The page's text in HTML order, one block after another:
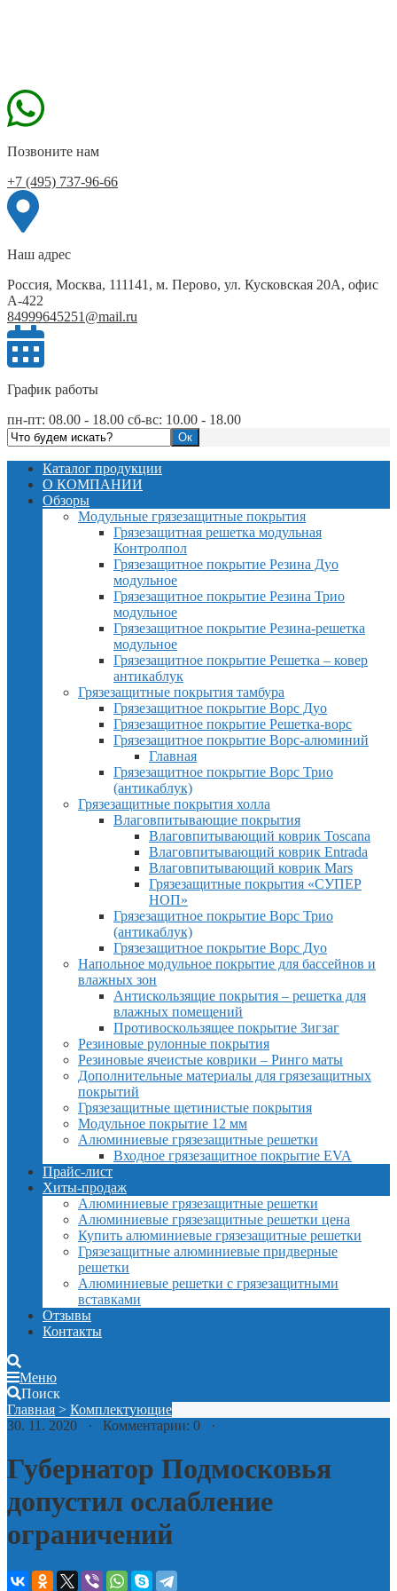
Позвоните нам
+7 (495) 737-96-66
Наш адрес
Россия, Москва, 111141, м. Перово, ул. Кусковская 20А, офис
А-422
84999645251@mail.ru
График работы
пн-пт: 08.00 - 18.00 сб-вс: 10.00 - 18.00
Каталог продукции
О КОМПАНИИ
Обзоры
Модульные грязезащитные покрытия
Грязезащитная решетка модульная
Контролпол
Грязезащитное покрытие Резина Дуо
модульное
Грязезащитное покрытие Резина Трио
модульное
Грязезащитное покрытие Резина-решетка
модульное
Грязезащитное покрытие Решетка – ковер
антикаблук
Грязезащитные покрытия тамбура
Грязезащитное покрытие Ворс Дуо
Грязезащитное покрытие Решетка-ворс
Грязезащитное покрытие Ворс-алюминий
Главная
Грязезащитное покрытие Ворс Трио
(антикаблук)
Грязезащитные покрытия холла
Влаговпитывающие покрытия
Влаговпитывающий коврик Toscana
Влаговпитывающий коврик Entrada
Влаговпитывающий коврик Mars
Грязезащитные покрытия «СУПЕР
НОП»
Грязезащитное покрытие Ворс Трио
(антикаблук)
Грязезащитное покрытие Ворс Дуо
Напольное модульное покрытие для бассейнов и
влажных зон
Антискользящие покрытия – решетка для
влажных помещений
Противоскользящее покрытие Зигзаг
Резиновые рулонные покрытия
Резиновые ячеистые коврики – Ринго маты
Дополнительные материалы для грязезащитных
покрытий
Грязезащитные щетинистые покрытия
Модульное покрытие 12 мм
Алюминиевые грязезащитные решетки
Входное грязезащитное покрытие EVA
Прайс-лист
Хиты-продаж
Алюминиевые грязезащитные решетки
Алюминиевые грязезащитные решетки цена
Купить алюминиевые грязезащитные решетки
Грязезащитные алюминиевые придверные
решетки
Алюминиевые решетки с грязезащитными
вставками
Отзывы
Контакты
Меню
Поиск
Главная > Комплектующие
30. 11. 2020 · Комментарии: 0 ·
Губернатор Подмосковья
допустил ослабление
ограничений